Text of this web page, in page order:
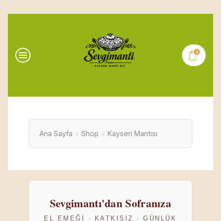
0
Ana Sayfa Shop Kayseri Mantısı
Sevgimantı'dan Sofranıza
EL EMEĞI · KATKISIZ · GÜNLÜK